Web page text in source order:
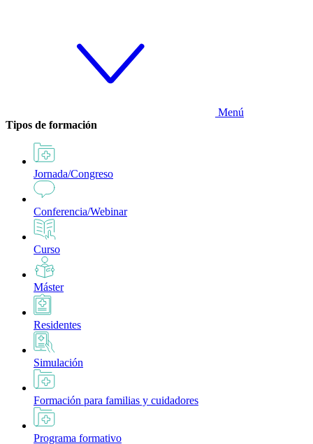
Menú
Tipos de formación
Jornada/Congreso
Conferencia/Webinar
Curso
Máster
Residentes
Simulación
Formación para familias y cuidadores
Programa formativo